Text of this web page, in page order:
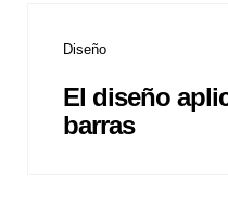
Diseño
El diseño
barras